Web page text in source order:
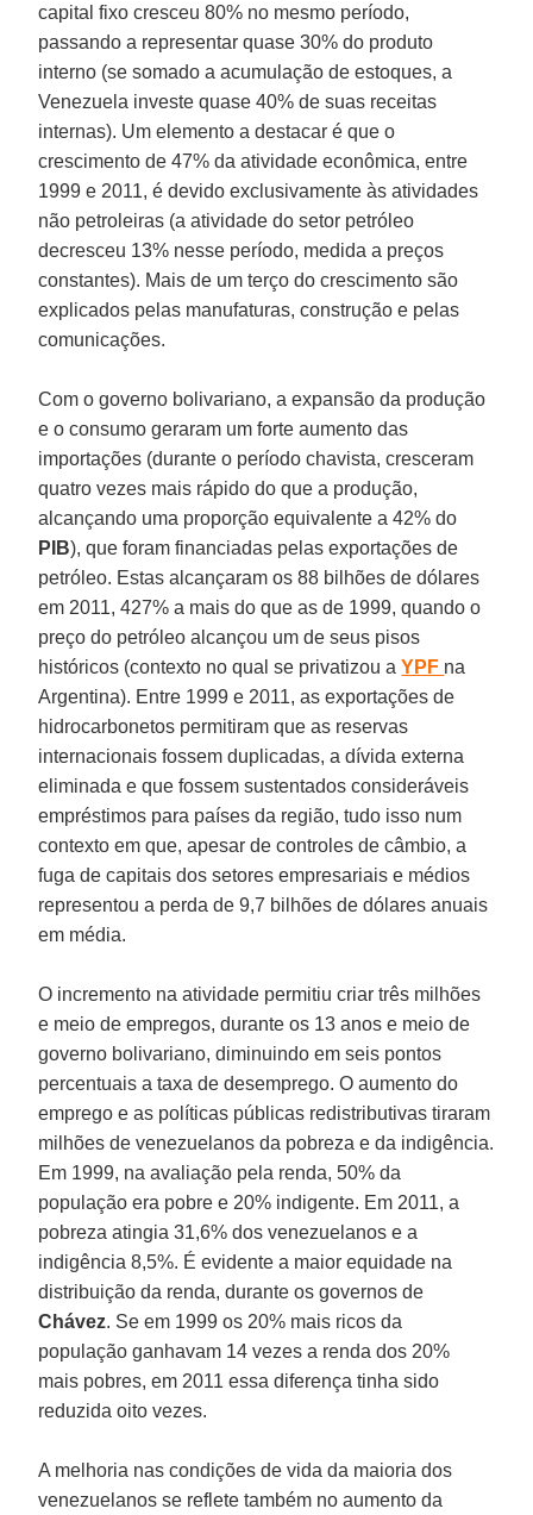
capital fixo cresceu 80% no mesmo período,
passando a representar quase 30% do produto
interno (se somado a acumulação de estoques, a
Venezuela investe quase 40% de suas receitas
internas). Um elemento a destacar é que o
crescimento de 47% da atividade econômica, entre
1999 e 2011, é devido exclusivamente às atividades
não petroleiras (a atividade do setor petróleo
decresceu 13% nesse período, medida a preços
constantes). Mais de um terço do crescimento são
explicados pelas manufaturas, construção e pelas
comunicações.
Com o governo bolivariano, a expansão da produção
e o consumo geraram um forte aumento das
importações (durante o período chavista, cresceram
quatro vezes mais rápido do que a produção,
alcançando uma proporção equivalente a 42% do
PIB), que foram financiadas pelas exportações de
petróleo. Estas alcançaram os 88 bilhões de dólares
em 2011, 427% a mais do que as de 1999, quando o
preço do petróleo alcançou um de seus pisos
históricos (contexto no qual se privatizou aYPF na
Argentina). Entre 1999 e 2011, as exportações de
hidrocarbonetos permitiram que as reservas
internacionais fossem duplicadas, a dívida externa
eliminada e que fossem sustentados consideráveis
empréstimos para países da região, tudo isso num
contexto em que, apesar de controles de câmbio, a
fuga de capitais dos setores empresariais e médios
representou a perda de 9,7 bilhões de dólares anuais
em média.
O incremento na atividade permitiu criar três milhões
e meio de empregos, durante os 13 anos e meio de
governo bolivariano, diminuindo em seis pontos
percentuais a taxa de desemprego. O aumento do
emprego e as políticas públicas redistributivas tiraram
milhões de venezuelanos da pobreza e da indigência.
Em 1999, na avaliação pela renda, 50% da
população era pobre e 20% indigente. Em 2011, a
pobreza atingia 31,6% dos venezuelanos e a
indigência 8,5%. É evidente a maior equidade na
distribuição da renda, durante os governos de
Chávez. Se em 1999 os 20% mais ricos da
população ganhavam 14 vezes a renda dos 20%
mais pobres, em 2011 essa diferença tinha sido
reduzida oito vezes.
A melhoria nas condições de vida da maioria dos
venezuelanos se reflete também no aumento da